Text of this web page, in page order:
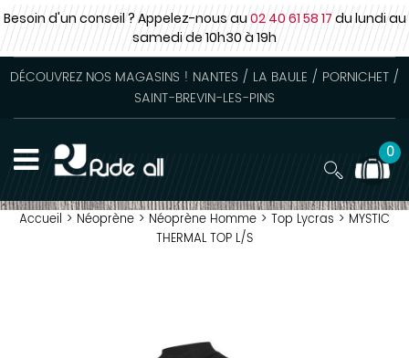
Besoin d'un conseil ? Appelez-nous au02 40 61 58 17du lundi au
samedide 10h30 à 19h
DÉCOUVREZ NOS MAGASINS ! NANTES / LA BAULE / PORNICHET /
SAINT-BREVIN-LES-PINS
0
Accueil > Néoprène > Néoprène Homme > Top Lycras > MYSTIC
THERMAL TOP L/S